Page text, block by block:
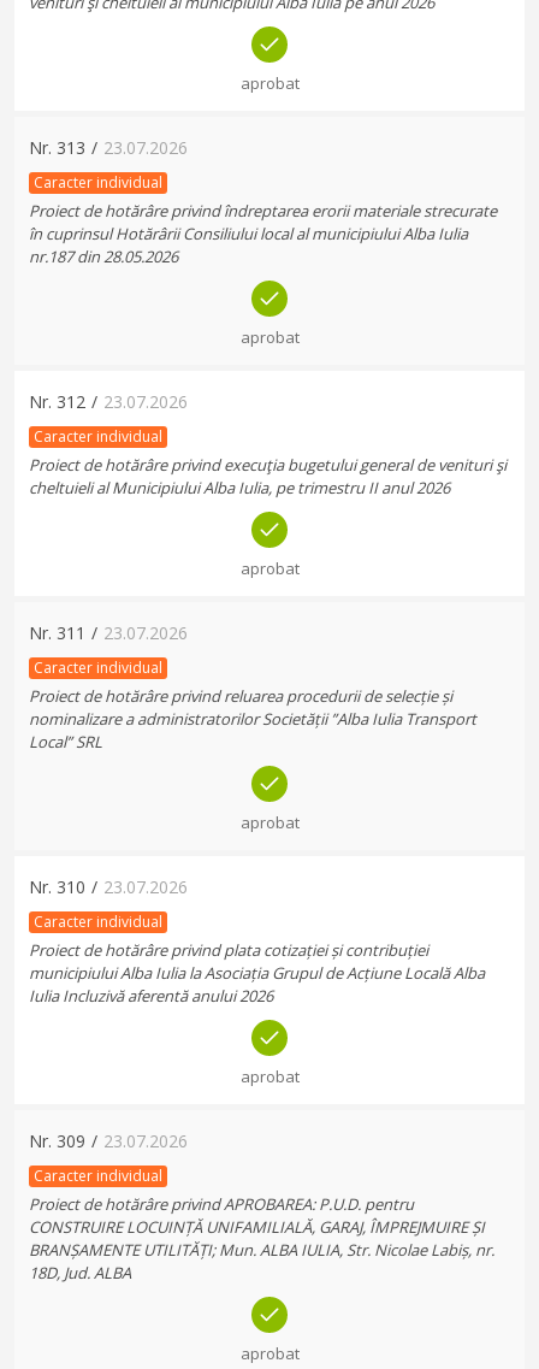
aprobat
Nr. 313 / 23.07.2026
Caracter individual
Proiect de hotărâre privind îndreptarea erorii materiale strecurate
în cuprinsul Hotărârii Consiliului local al municipiului Alba Iulia
nr.187 din 28.05.2026
aprobat
Nr. 312 / 23.07.2026
Caracter individual
Proiect de hotărâre privind execuţia bugetului general de venituri şi
cheltuieli al Municipiului Alba Iulia, pe trimestru II anul 2026
aprobat
Nr. 311 / 23.07.2026
Caracter individual
Proiect de hotărâre privind reluarea procedurii de selecție și
nominalizare a administratorilor Societății ”Alba Iulia Transport
Local” SRL
aprobat
Nr. 310 / 23.07.2026
Caracter individual
Proiect de hotărâre privind plata cotizației și contribuției
municipiului Alba Iulia la Asociația Grupul de Acțiune Locală Alba
Iulia Incluzivă aferentă anului 2026
aprobat
Nr. 309 / 23.07.2026
Caracter individual
Proiect de hotărâre privind APROBAREA: P.U.D. pentru
CONSTRUIRE LOCUINȚĂ UNIFAMILIALĂ, GARAJ, ÎMPREJMUIRE ȘI
BRANȘAMENTE UTILITĂȚI; Mun. ALBA IULIA, Str. Nicolae Labiș, nr.
18D, Jud. ALBA
aprobat